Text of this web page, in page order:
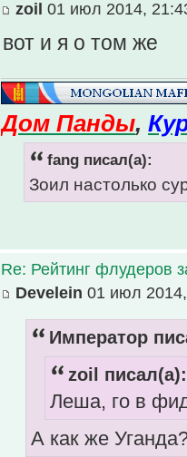
zoil 01 июл 2014,
вот и я о том же
Дом Панды,
fang писал(а):
Зоил настолько
Re: Рейтинг флудеров
Develein 01 июл
Император
zoil писал(а):
Леша, го в
А как же